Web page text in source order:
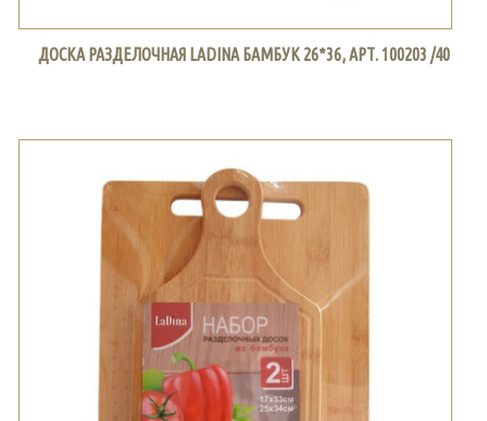
ДОСКА РАЗДЕЛОЧНАЯ LADINA БАМБУК 26*36, АРТ. 100203 /40